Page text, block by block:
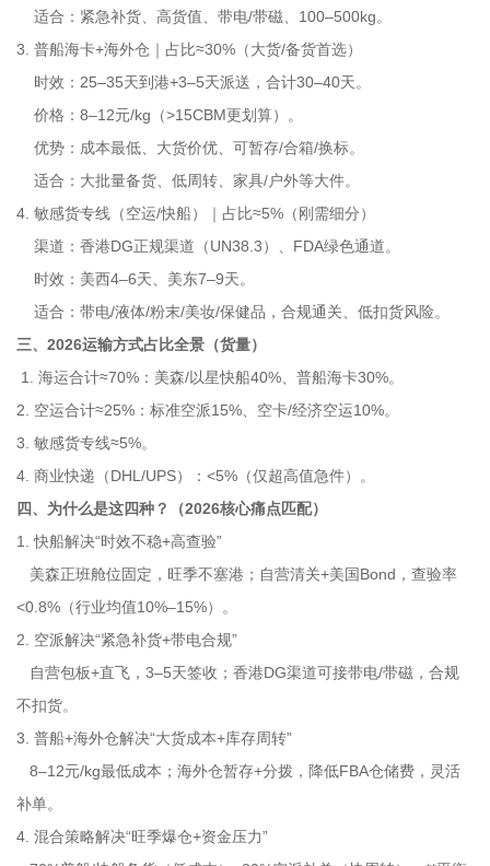
适合：紧急补货、高货值、带电/带磁、100–500kg。
3. 普船海卡+海外仓｜占比≈30%（大货/备货首选）
时效：25–35天到港+3–5天派送，合计30–40天。
价格：8–12元/kg（>15CBM更划算）。
优势：成本最低、大货价优、可暂存/合箱/换标。
适合：大批量备货、低周转、家具/户外等大件。
4. 敏感货专线（空运/快船）｜占比≈5%（刚需细分）
渠道：香港DG正规渠道（UN38.3）、FDA绿色通道。
时效：美西4–6天、美东7–9天。
适合：带电/液体/粉末/美妆/保健品，合规通关、低扣货风险。
三、2026运输方式占比全景（货量）
1. 海运合计≈70%：美森/以星快船40%、普船海卡30%。
2. 空运合计≈25%：标准空派15%、空卡/经济空运10%。
3. 敏感货专线≈5%。
4. 商业快递（DHL/UPS）：<5%（仅超高值急件）。
四、为什么是这四种？（2026核心痛点匹配）
1. 快船解决“时效不稳+高查验”
美森正班舱位固定，旺季不塞港；自营清关+美国Bond，查验率
<0.8%（行业均值10%–15%）。
2. 空派解决“紧急补货+带电合规”
自营包板+直飞，3–5天签收；香港DG渠道可接带电/带磁，合规
不扣货。
3. 普船+海外仓解决“大货成本+库存周转”
8–12元/kg最低成本；海外仓暂存+分拨，降低FBA仓储费，灵活
补单。
4. 混合策略解决“旺季爆仓+资金压力”